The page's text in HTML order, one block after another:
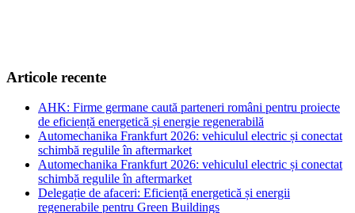
Articole recente
AHK: Firme germane caută parteneri români pentru proiecte
de eficiență energetică și energie regenerabilă
Automechanika Frankfurt 2026: vehiculul electric și conectat
schimbă regulile în aftermarket
Automechanika Frankfurt 2026: vehiculul electric și conectat
schimbă regulile în aftermarket
Delegație de afaceri: Eficiență energetică și energii
regenerabile pentru Green Buildings